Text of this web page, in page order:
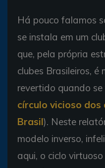
Há pouco falamos
se instala em um
que, pela própria
clubes Brasileiros, é
revertido quando
círculo vicioso
Brasil). Neste
modelo inverso,
aqui, o ciclo